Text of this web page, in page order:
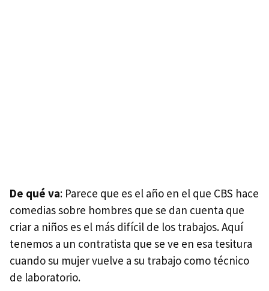
De qué va: Parece que es el año en el que CBS hace
comedias sobre hombres que se dan cuenta que
criar a niños es el más difícil de los trabajos. Aquí
tenemos a un contratista que se ve en esa tesitura
cuando su mujer vuelve a su trabajo como técnico
de laboratorio.